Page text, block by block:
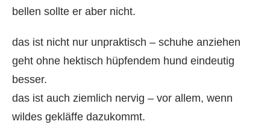
bellen sollte er aber nicht.
das ist nicht nur unpraktisch – schuhe anziehen
geht ohne hektisch hüpfendem hund eindeutig
besser.
das ist auch ziemlich nervig – vor allem, wenn
wildes gekläffe dazukommt.